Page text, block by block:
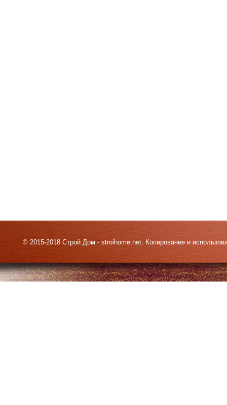
© 2015-2018 Строй Дом - stroihome.net. Копирование и